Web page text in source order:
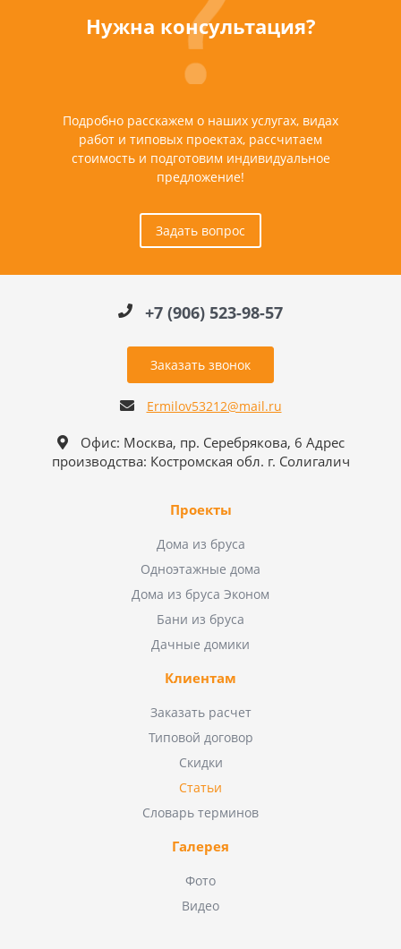
Нужна консультация?
Подробно расскажем о наших услугах, видах
работ и типовых проектах, рассчитаем
стоимость и подготовим индивидуальное
предложение!
Задать вопрос
+7 (906) 523-98-57
Заказать звонок
Ermilov53212@mail.ru
Офис: Москва, пр. Серебрякова, 6 Адрес
производства: Костромская обл. г. Солигалич
Проекты
Дома из бруса
Одноэтажные дома
Дома из бруса Эконом
Бани из бруса
Дачные домики
Клиентам
Заказать расчет
Типовой договор
Скидки
Статьи
Словарь терминов
Галерея
Фото
Видео